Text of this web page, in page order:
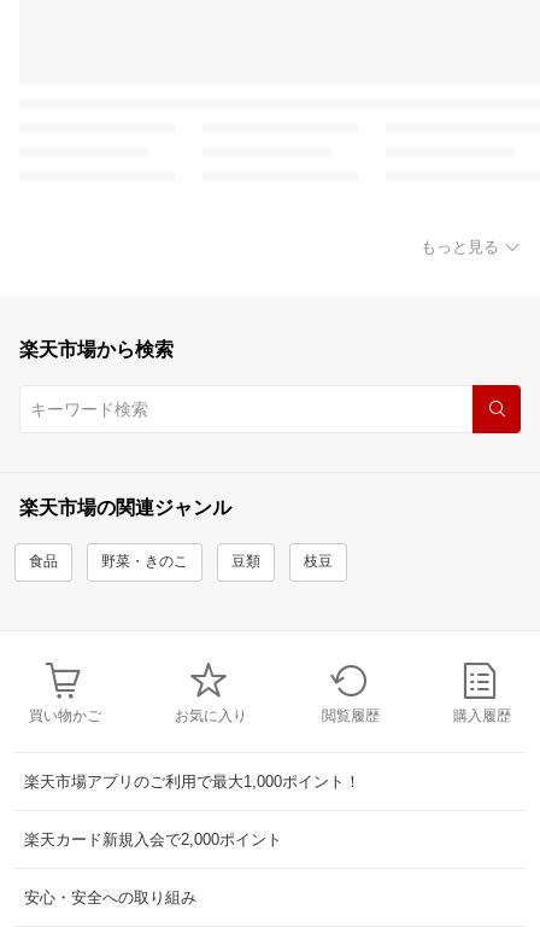
もっと見る
楽天市場から検索
楽天市場の関連ジャンル
食品 野菜・きのこ 豆類 枝豆
買い物かご お気に入り 閲覧履歴 購入履歴
楽天市場アプリのご利用で最大1,000ポイント！
楽天カード新規入会で2,000ポイント
安心・安全への取り組み